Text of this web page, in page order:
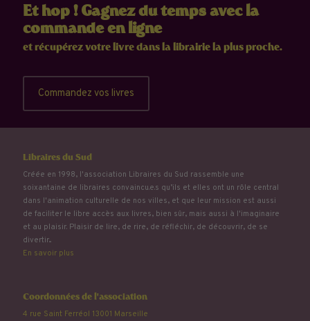
Et hop ! Gagnez du temps avec la
commande en ligne
et récupérez votre livre dans la librairie la plus proche.
Commandez vos livres
Libraires du Sud
Créée en 1998, l'association Libraires du Sud rassemble une
soixantaine de libraires convaincu.e.s qu’ils et elles ont un rôle central
dans l'animation culturelle de nos villes, et que leur mission est aussi
de faciliter le libre accès aux livres, bien sûr, mais aussi à l'imaginaire
et au plaisir. Plaisir de lire, de rire, de réfléchir, de découvrir, de se
divertir...
En savoir plus
Coordonnées de l'association
4 rue Saint Ferréol 13001 Marseille